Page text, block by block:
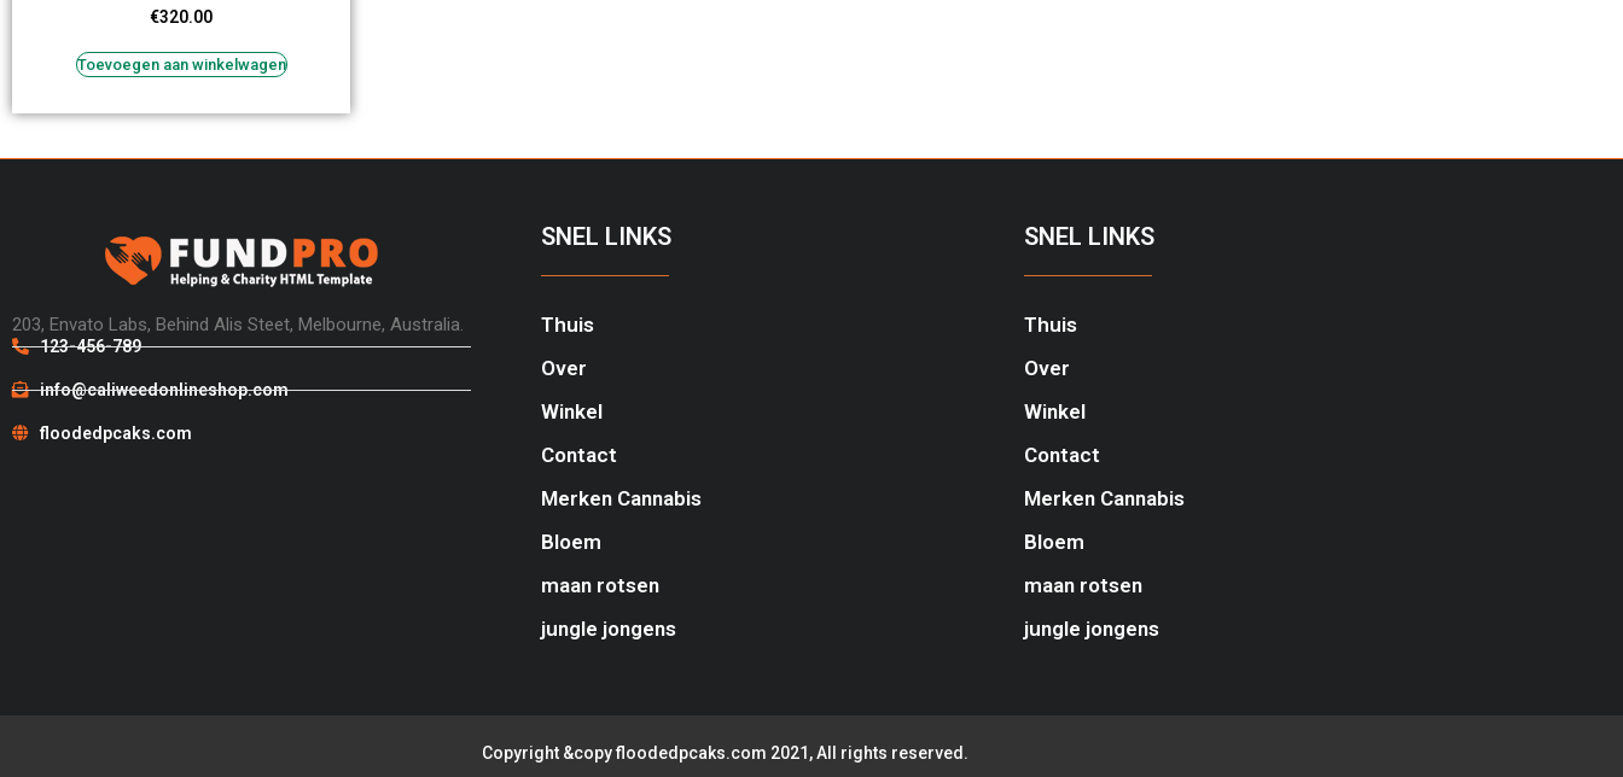
€320.00
Toevoegen aan winkelwagen
203, Envato Labs, Behind Alis Steet, Melbourne, Australia.
123-456-789
info@caliweedonlineshop.com
floodedpcaks.com
SNEL LINKS
Thuis
Over
Winkel
Contact
Merken Cannabis
Bloem
maan rotsen
jungle jongens
SNEL LINKS
Thuis
Over
Winkel
Contact
Merken Cannabis
Bloem
maan rotsen
jungle jongens
Copyright &copy floodedpcaks.com 2021, All rights reserved.